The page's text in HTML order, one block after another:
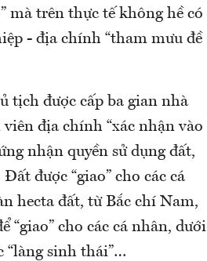
mà trên thực tế không hề có
- địa chính “tham mưu đề
được cấp ba gian nhà
địa chính “xác nhận vào
nhận quyền sử dụng đất,
được “giao” cho các cá
hecta đất, từ Bắc chí Nam,
“giao” cho các cá nhân, dưới
“làng sinh thái”…